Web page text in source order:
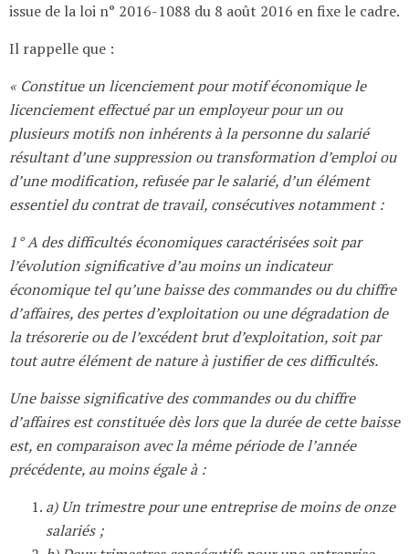
issue de la loi n° 2016-1088 du 8 août 2016 en fixe le cadre.
Il rappelle que :
« Constitue un licenciement pour motif économique le
licenciement effectué par un employeur pour un ou
plusieurs motifs non inhérents à la personne du salarié
résultant d’une suppression ou transformation d’emploi ou
d’une modification, refusée par le salarié, d’un élément
essentiel du contrat de travail, consécutives notamment :
1° A des difficultés économiques caractérisées soit par
l’évolution significative d’au moins un indicateur
économique tel qu’une baisse des commandes ou du chiffre
d’affaires, des pertes d’exploitation ou une dégradation de
la trésorerie ou de l’excédent brut d’exploitation, soit par
tout autre élément de nature à justifier de ces difficultés.
Une baisse significative des commandes ou du chiffre
d’affaires est constituée dès lors que la durée de cette baisse
est, en comparaison avec la même période de l’année
précédente, au moins égale à :
a) Un trimestre pour une entreprise de moins de onze
salariés ;